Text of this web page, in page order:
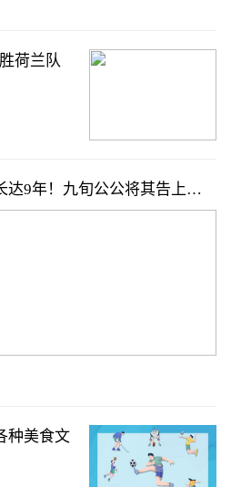
荷兰队
达9年！九旬公公将其告上法
种美食文